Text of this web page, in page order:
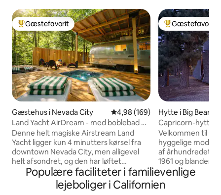
Bedste gæstefavorit
Gæstefavorit
Gæstehus i Nevada City 4,98 ud af 5 i gennemsnitlig
4,98 (169)
Land Yacht AirDream - med boblebad og
adgang til åen
Denne helt magiske Airstream Land
Yacht ligger kun 4 minutters kørsel fra
downtown Nevada City, men alligevel
helt afsondret, og den har løftet
glamping op på et højere niveau. Forestil
dig at være helt indlejret under
trætoppene, samtidig med at du har alle
Bedste
Gæstefavorit
Hytte i Big Bear
Capricorn-hytten
Velkommen til
hyggelige
af århundredet i
1961 og blander
hyggekomfort
en moderne
hvælvede lofter
Populære faciliteter i familievenlige
lejeboliger i Californien